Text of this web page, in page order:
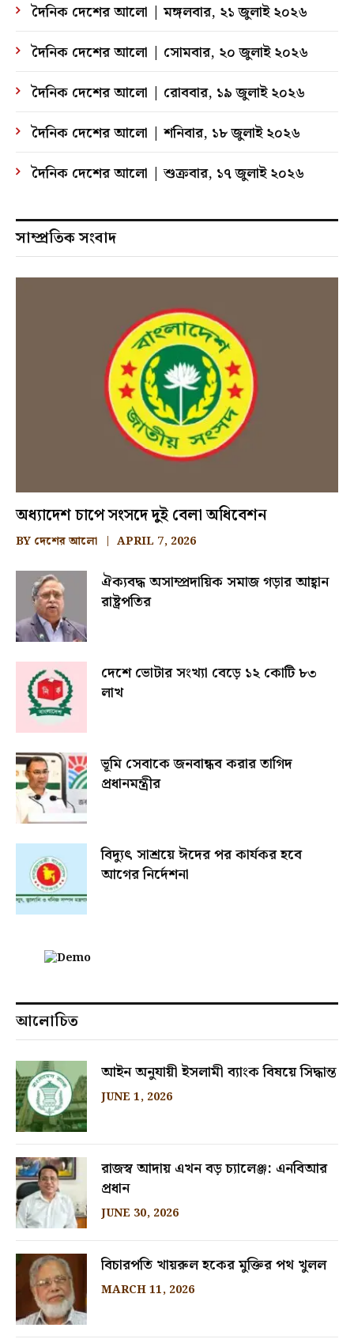
দৈনিক দেশের আলো | মঙ্গলবার, ২১ জুলাই ২০২৬
দৈনিক দেশের আলো | সোমবার, ২০ জুলাই ২০২৬
দৈনিক দেশের আলো | রোববার, ১৯ জুলাই ২০২৬
দৈনিক দেশের আলো | শনিবার, ১৮ জুলাই ২০২৬
দৈনিক দেশের আলো | শুক্রবার, ১৭ জুলাই ২০২৬
সাম্প্রতিক সংবাদ
অধ্যাদেশ চাপে সংসদে দুই বেলা অধিবেশন
BY দেশের আলো APRIL 7, 2026
ঐক্যবদ্ধ অসাম্প্রদায়িক সমাজ গড়ার আহ্বান
রাষ্ট্রপতির
দেশে ভোটার সংখ্যা বেড়ে ১২ কোটি ৮৩
লাখ
ভূমি সেবাকে জনবান্ধব করার তাগিদ
প্রধানমন্ত্রীর
বিদ্যুৎ সাশ্রয়ে ঈদের পর কার্যকর হবে
আগের নির্দেশনা
আলোচিত
আইন অনুযায়ী ইসলামী ব্যাংক বিষয়ে সিদ্ধান্ত
JUNE 1, 2026
রাজস্ব আদায় এখন বড় চ্যালেঞ্জ: এনবিআর
প্রধান
JUNE 30, 2026
বিচারপতি খায়রুল হকের মুক্তির পথ খুলল
MARCH 11, 2026